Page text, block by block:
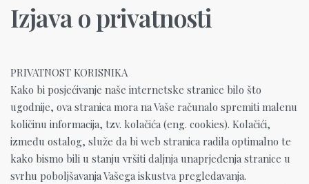
Izjava o privatnosti
PRIVATNOST KORISNIKA
Kako bi posjećivanje naše internetske stranice bilo što
ugodnije, ova stranica mora na Vaše računalo spremiti malenu
količinu informacija, tzv. kolačića (eng. cookies). Kolačići,
između ostalog, služe da bi web stranica radila optimalno te
kako bismo bili u stanju vršiti daljnja unaprjeđenja stranice u
svrhu poboljšavanja Vašega iskustva pregledavanja.